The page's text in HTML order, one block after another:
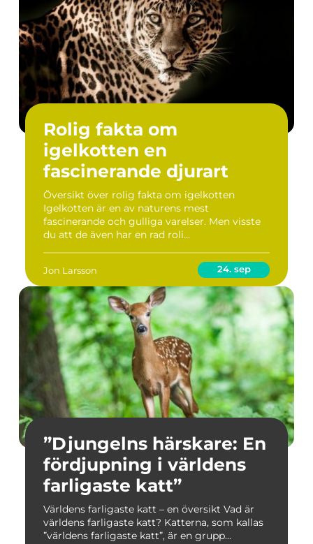
Rolig fakta om
igelkotten en
fascinerande djurart
Översikt över rolig fakta om igelkotten
Igelkotten är en av naturens mest
fascinerande och gulliga varelser. Men visste
du att de även har en rad roli...
Jon Larsson 24. sep
”Djungelns härskare: En
fördjupning i världens
farligaste katt”
Världens farligaste katt – en översikt Vad är
världens farligaste katt? Katterna, som kallas
”världens farligaste katt”, är en grupp...